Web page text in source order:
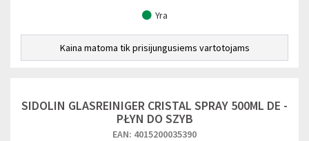
Yra
Kaina matoma tik prisijungusiems vartotojams
SIDOLIN GLASREINIGER CRISTAL SPRAY 500ML DE -
PŁYN DO SZYB
EAN: 4015200035390